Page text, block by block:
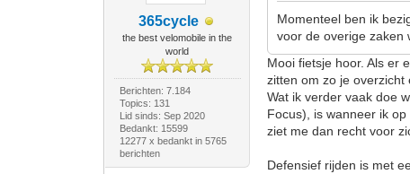
365cycle
the best velomobile in the
world
Berichten: 7.184
Topics: 131
Lid sinds: Sep 2020
Bedankt: 15599
12277 x bedankt in 5765
berichten
Momenteel ben ik
voor de overige zaken
Mooi fietsje hoor. Als er
zitten om zo je overzicht
Wat ik verder vaak doe
Focus), is wanneer ik
ziet me dan recht voor
Defensief rijden is met